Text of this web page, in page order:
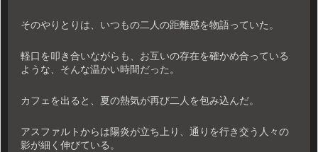
そのやりとりは、いつもの二人の距離感を物語っていた。
軽口を叩き合いながらも、お互いの存在を確かめ合っている
ような、そんな温かい時間だった。
カフェを出ると、夏の熱気が再び二人を包み込んだ。
アスファルトからは陽炎が立ち上り、通りを行き交う人々の
影が細く伸びている。